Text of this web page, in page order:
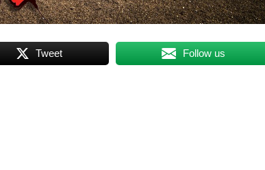
Tweet Follow us